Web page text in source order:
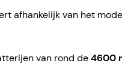
afhankelijk van het
van rond de4600